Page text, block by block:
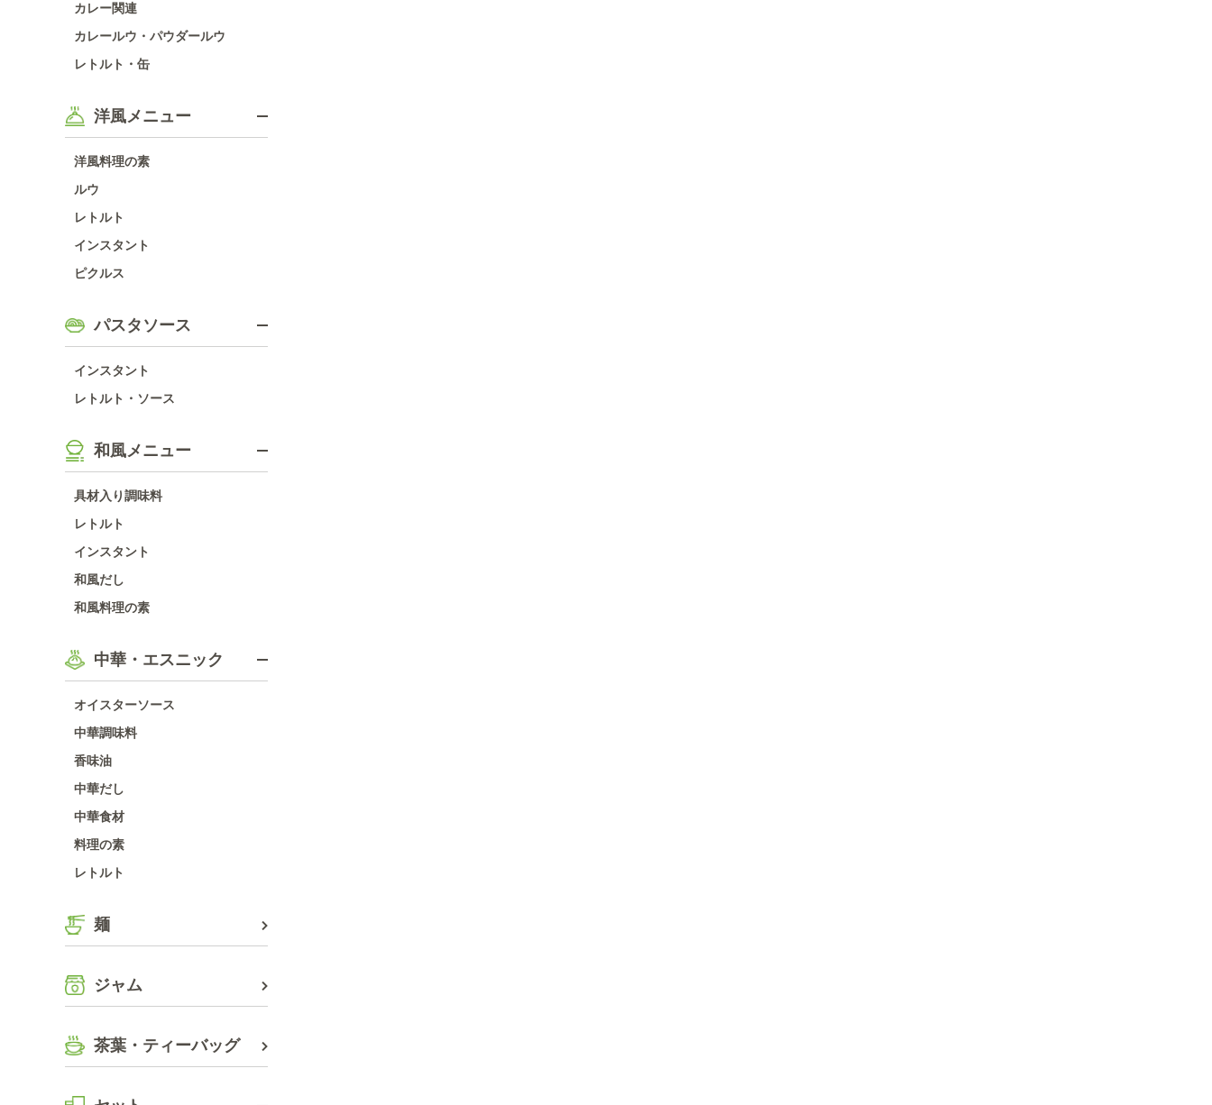
カレー関連
カレールウ・パウダールウ
レトルト・缶
洋風メニュー
洋風料理の素
ルウ
レトルト
インスタント
ピクルス
パスタソース
インスタント
レトルト・ソース
和風メニュー
具材入り調味料
レトルト
インスタント
和風だし
和風料理の素
中華・エスニック
オイスターソース
中華調味料
香味油
中華だし
中華食材
料理の素
レトルト
麺
ジャム
茶葉・ティーバッグ